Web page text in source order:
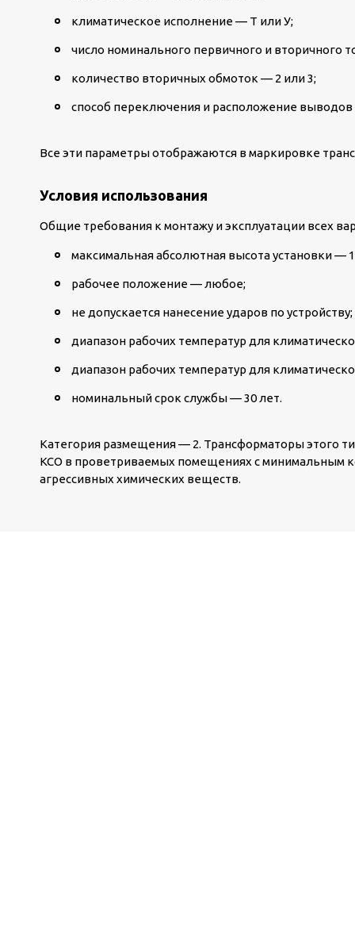
климатическое исполнение — Т или У;
число номинального первичного и вторичного
количество вторичных обмоток — 2 или 3;
способ переключения и расположение
Все эти параметры отображаются в маркировке
Условия использования
Общие требования к монтажу и эксплуатации всех
максимальная абсолютная высота установки —
рабочее положение — любое;
не допускается нанесение ударов по устройству;
диапазон рабочих температур для
диапазон рабочих температур для
номинальный срок службы — 30 лет.
Категория размещения — 2. Трансформаторы этого
КСО в проветриваемых помещениях с минимальным
агрессивных химических веществ.